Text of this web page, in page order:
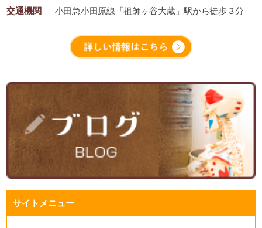
交通機関 小田急小田原線「祖師ヶ谷大蔵」駅から徒歩３分
サイトメニュー